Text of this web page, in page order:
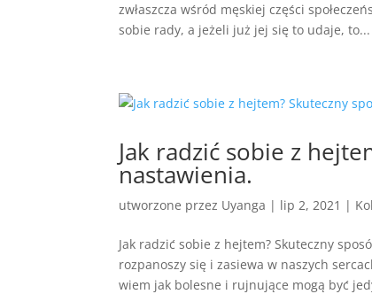
zwłaszcza wśród męskiej części
sobie rady, a jeżeli już jej się to udaje, to...
Jak radzić sobie z
nastawienia.
utworzone przez Uyanga | lip 2, 2021 |
Jak radzić sobie z hejtem? Skuteczny
rozpanoszy się i zasiewa w naszych
wiem jak bolesne i rujnujące mogą być